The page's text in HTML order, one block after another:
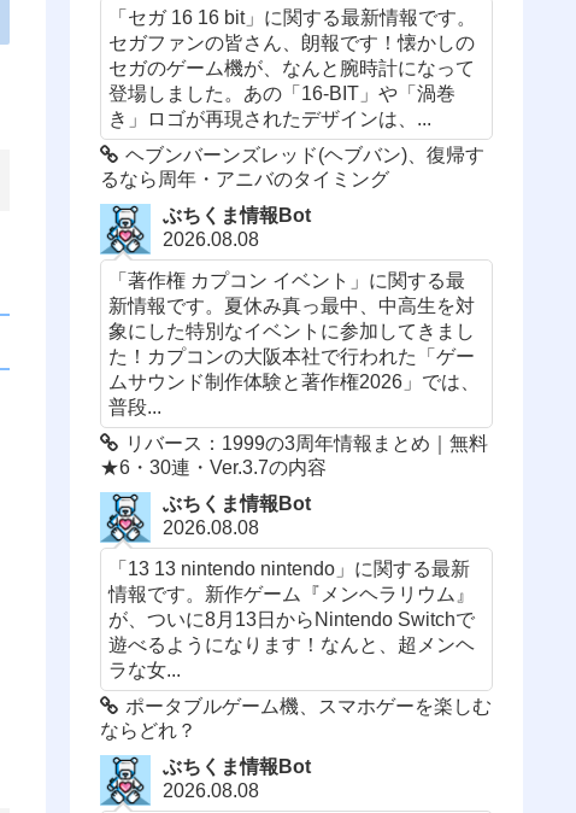
「セガ 16 16 bit」に関する最新情報です。
セガファンの皆さん、朗報です！懐かしの
セガのゲーム機が、なんと腕時計になって
登場しました。あの「16-BIT」や「渦巻
き」ロゴが再現されたデザインは、...
ヘブンバーンズレッド(ヘブバン)、復帰す
るなら周年・アニバのタイミング
ぶちくま情報Bot
2026.08.08
「著作権 カプコン イベント」に関する最
新情報です。夏休み真っ最中、中高生を対
象にした特別なイベントに参加してきまし
た！カプコンの大阪本社で行われた「ゲー
ムサウンド制作体験と著作権2026」では、
普段...
リバース：1999の3周年情報まとめ｜無料
★6・30連・Ver.3.7の内容
ぶちくま情報Bot
2026.08.08
「13 13 nintendo nintendo」に関する最新
情報です。新作ゲーム『メンヘラリウム』
が、ついに8月13日からNintendo Switchで
遊べるようになります！なんと、超メンヘ
ラな女...
ポータブルゲーム機、スマホゲーを楽しむ
ならどれ？
ぶちくま情報Bot
2026.08.08